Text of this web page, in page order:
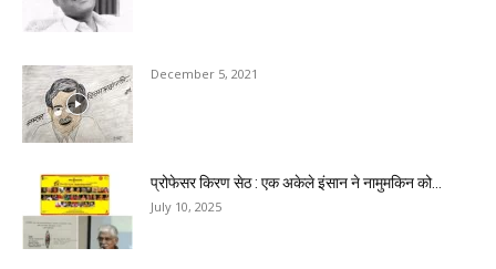
December 5, 2021
प्रोफेसर किरण सेठ : एक अकेले इंसान ने नामुमकिन को...
July 10, 2025